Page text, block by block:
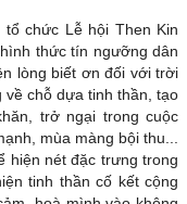
chức Lễ hội Then Kin
thức tín ngưỡng dân
lòng biết ơn đối với trời
chỗ dựa tinh thần, tạo
trở ngại trong cuộc
mùa màng bội thu...
hiện nét đặc trưng trong
tinh thần cố kết cộng